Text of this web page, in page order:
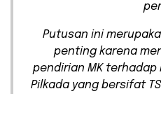
Putusan ini
penting karena
pendirian MK
Pilkada yang bersifat